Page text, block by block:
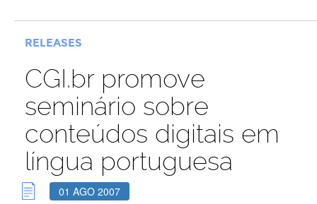
RELEASES
CGI.br promove
seminário sobre
conteúdos digitais em
língua portuguesa
01 AGO 2007